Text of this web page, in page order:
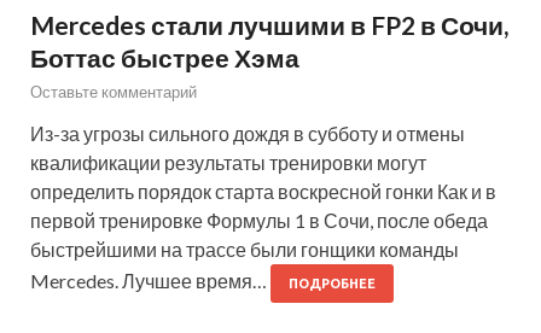
Mercedes стали лучшими в FP2 в Сочи,
Боттас быстрее Хэма
Оставьте комментарий
Из-за угрозы сильного дождя в субботу и отмены
квалификации результаты тренировки могут
определить порядок старта воскресной гонки Как и в
первой тренировке Формулы 1 в Сочи, после обеда
быстрейшими на трассе были гонщики команды
Mercedes. Лучшее время…
ПОДРОБНЕЕ